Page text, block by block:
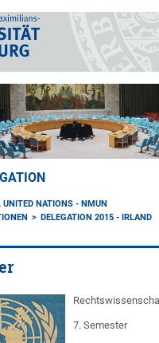
UNITED NATIONS - NMUN
DELEGATION 2015 - IRLAND
7. Semester